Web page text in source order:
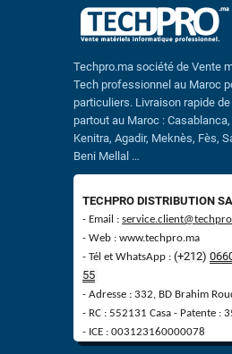
Techpro.ma société de Vente
Tech professionnel au Maroc
particuliers. Livraison rapide
partout au Maroc :
Kenitra, Agadir, Meknès, Fès,
Beni Mellal …
TECHPRO DISTRIBUTION
- Email :
- Web : www.techpro.ma
- Tél et WhatsApp : (+212)
55
- Adresse : 332, BD Brahim
- RC : 552131 Casa - Patente :
- ICE : 003123160000078